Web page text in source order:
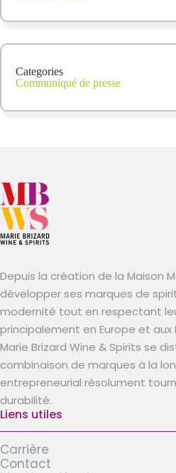
Categories
Communiqué de presse
Depuis la création de la Maison
développer ses marques de
modernité tout en respectant
principalement en Europe et aux
Marie Brizard Wine & Spirits se
combinaison de marques à la
entrepreneurial résolument
durabilité.
Liens utiles
Carrière
Contact